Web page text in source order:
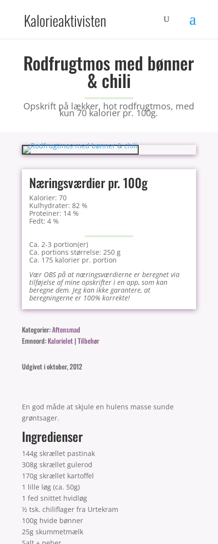
Kalorieaktivisten
Rodfrugtmos med bønner
& chili
Opskrift på lækker, hot rodfrugtmos, med
kun 70 kalorier pr. 100g.
Næringsværdier pr. 100g
Kalorier: 70
Kulhydrater: 82 %
Proteiner: 14 %
Fedt: 4 %
Ca. 2-3 portion(er)
Ca. portions størrelse: 250 g
Ca. 175 kalorier pr. portion
Vær OBS på at næringsværdierne er beregnet via
tilføjelse af mine opskrifter i en app, som kan
beregne dem. Jeg kan ikke garantere, at
beregningerne er 100% korrekte!
Kategorier:Aftensmad
Emneord:Kalorielet|Tilbehør
Udgivet i oktober, 2012
En god måde at skjule en hulens masse sunde
grøntsager.
Ingredienser
144g skrællet pastinak
308g skrællet gulerod
170g skrællet kartoffel
1 lille løg (ca. 50g)
1 fed snittet hvidløg
½ tsk. chiliflager fra Urtekram
100g hvide bønner
25g skummetmælk